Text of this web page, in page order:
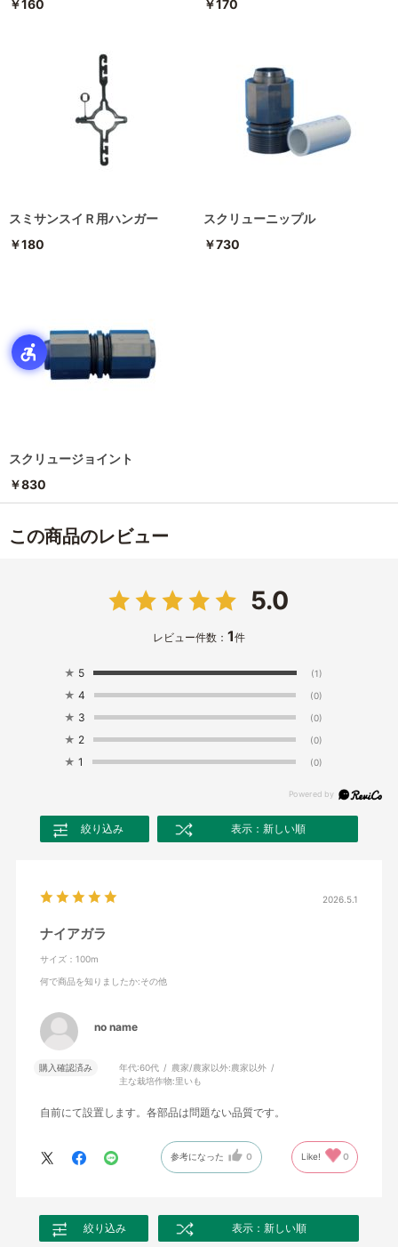
￥160 ￥170
スミサンスイＲ用ハンガー
￥180
スクリューニップル
￥730
スクリュージョイント
￥830
この商品のレビュー
5.0
レビュー件数： 1件
★ 5 (1)
★ 4 (0)
★ 3 (0)
★ 2 (0)
★ 1 (0)
絞り込み 表示：新しい順
2026.5.1
ナイアガラ
サイズ：100m
何で商品を知りましたか:その他
no name
購入確認済み 年代:60代 農家/農家以外:農家以外
主な栽培作物:里いも
自前にて設置します。各部品は問題ない品質です。
参考になった 0 Like! 0
絞り込み 表示：新しい順